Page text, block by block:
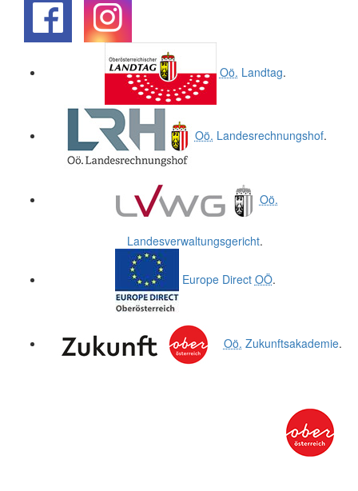
Oö. Landtag.
Oö. Landesrechnungshof.
Oö.
Landesverwaltungsgericht.
Europe Direct OÖ.
Oö. Zukunftsakademie.